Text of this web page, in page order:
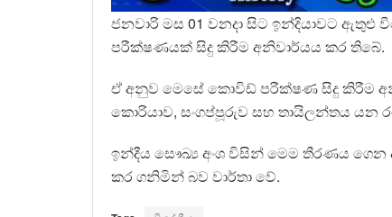
ජනවාරි මස 01 වනදා සිට ඉන්දියාවට ඇතුළු
පරීක්ෂණයක් සිදු කිරීම අනිවාර්යය කර තිබේ.
ඒ අනුව මෙසේ කොවිඩ් පරීක්ෂණ සිදු කිරීම
කොරියාව, සංගප්පූරුව සහ තායිලන්තය යන
ඉන්දීය සෞඛ්‍ය අංශ විසින් මෙම තීරණය
කර ගනිමින් බව වාර්තා වේ.